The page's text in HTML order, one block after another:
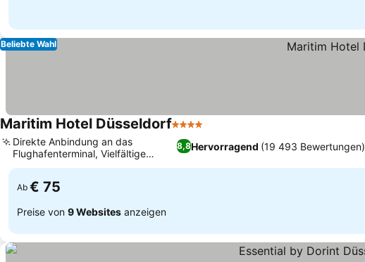
Beliebte Wahl
Maritim Hotel Düsseldorf4 Sterne
8,8Hervorragend (19 493 Bewertungen)
Direkte Anbindung an das
Flughafenterminal, Vielfältige
kulinarische Erlebnisse
Ab € 75
Preise von 9 Websites anzeigen